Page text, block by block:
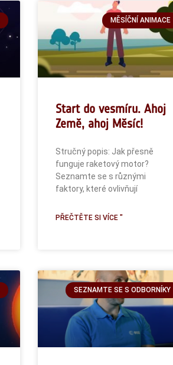
MĚSÍČNÍ ANIMACE
Start do vesmíru. Ahoj
Země, ahoj Měsíc!
Stručný popis: Jak přesně
funguje raketový motor?
Seznamte se s různými
faktory, které ovlivňují
PŘEČTĚTE SI VÍCE "
SEZNAMTE SE S ODBORNÍKY